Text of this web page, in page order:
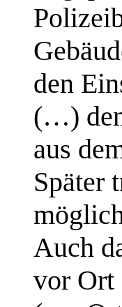
den
(…)
aus
Später
Auch
vor Ort